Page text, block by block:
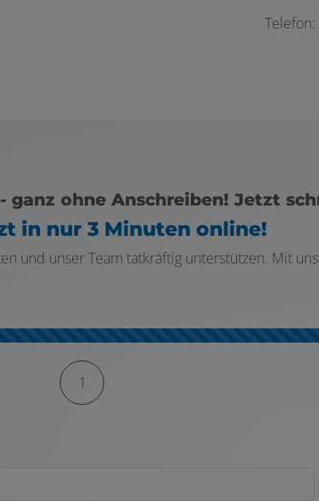
ganz ohne Anschreiben! Jetzt
in nur 3 Minuten online!
und unser Team tatkräftig unterstützen. Mit
1